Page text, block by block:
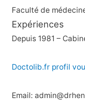
Faculté de
Expériences
Depuis 1981 –
Doctolib.fr profil
Email: